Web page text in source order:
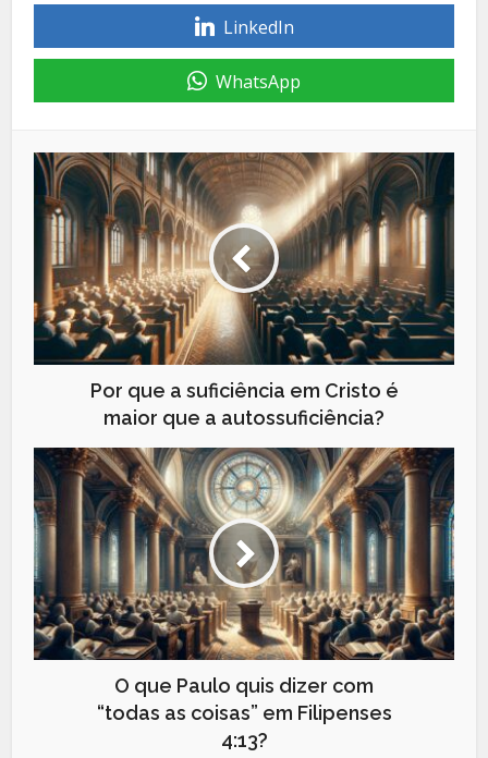
LinkedIn
WhatsApp
Por que a suficiência em Cristo é
maior que a autossuficiência?
O que Paulo quis dizer com
“todas as coisas” em Filipenses
4:13?